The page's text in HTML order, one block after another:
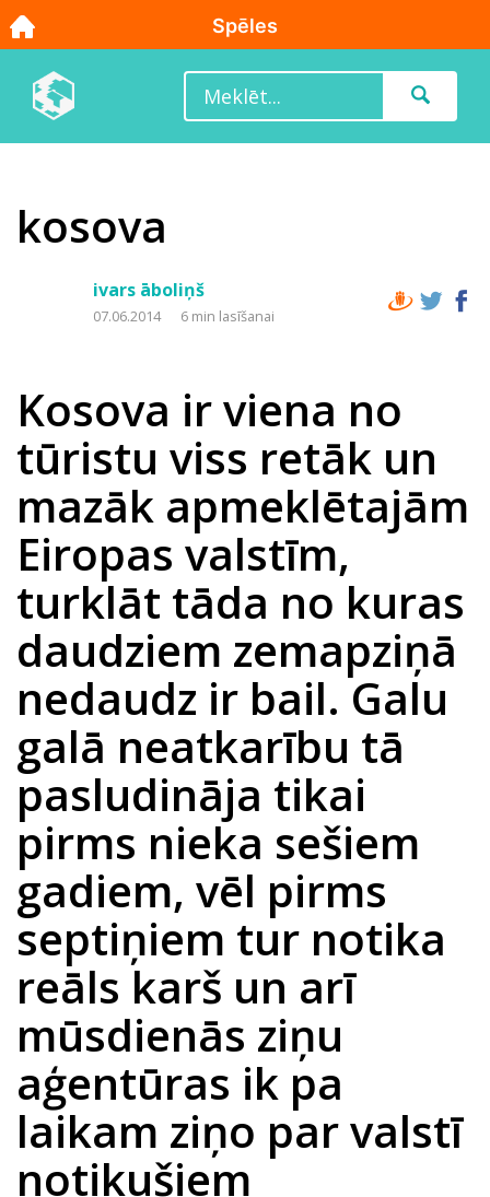
kosova
ivars āboliņš
07.06.2014 6 min lasīšanai
Kosova ir viena no
tūristu viss retāk un
mazāk apmeklētajām
Eiropas valstīm,
turklāt tāda no kuras
daudziem zemapziņā
nedaudz ir bail. Galu
galā neatkarību tā
pasludināja tikai
pirms nieka sešiem
gadiem, vēl pirms
septiņiem tur notika
reāls karš un arī
mūsdienās ziņu
aģentūras ik pa
laikam ziņo par valstī
notikušiem